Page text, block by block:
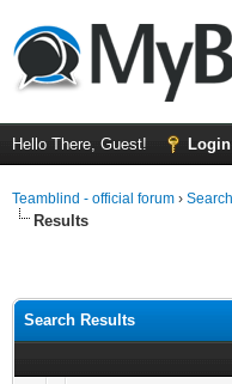
Hello There, Guest! Login
Teamblind - official forum › Search
Results
Search Results